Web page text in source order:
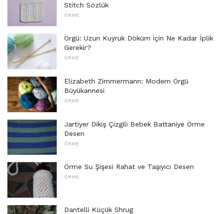
Stitch Sözlük
ÖRME
Örgü: Uzun Kuyruk Döküm için Ne Kadar İplik
Gerekir?
ÖRME
Elizabeth Zimmermann: Modern Örgü
Büyükannesi
ÖRME
Jartiyer Dikiş Çizgili Bebek Battaniye Örme
Desen
ÖRME
Örme Su Şişesi Rahat ve Taşıyıcı Desen
ÖRME
Dantelli Küçük Shrug